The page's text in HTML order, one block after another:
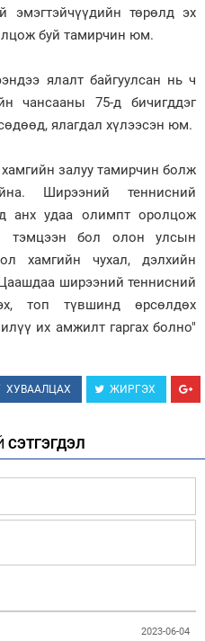
эмэгтэйчүүдийн төрөлд эх
буй тамирчин юм.
ялалт байгуулсан нь ч
чансааны 75-д бичигддэг
ялагдал хүлээсэн юм.
залуу тамирчин болж
Ширээний теннисний
анх удаа олимпт оролцож
тэмцээн бол олон улсын
хамгийн чухал, дэлхийн
ширээний теннисний
топ түвшинд өрсөлдөх
их амжилт гаргах болно"
ХУВААЛЦАХ ЖИРГЭХ
СЭТГЭГДЭЛ
2023-06-04